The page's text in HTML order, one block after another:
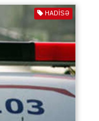
HADISƏ